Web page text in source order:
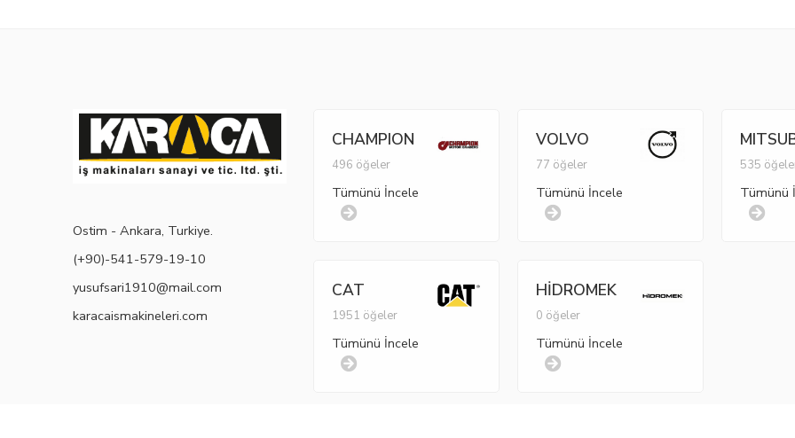
Ostim - Ankara, Turkiye.
(+90)-541-579-19-10
yusufsari1910@mail.com
karacaismakineleri.com
CHAMPION
496 öğeler
Tümünü İncele
VOLVO
77 öğeler
Tümünü İncele
535
Tümünü
CAT
1951 öğeler
Tümünü İncele
HİDROMEK
0 öğeler
Tümünü İncele